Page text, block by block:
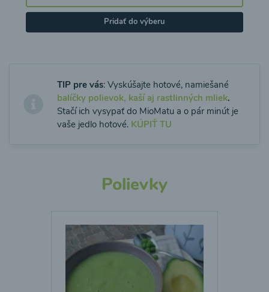
Pridať do výberu
TIP pre vás: Vyskúšajte hotové, namiešané
balíčky polievok, kaší aj rastlinných mliek.
Stačí ich vysypať do MioMatu a o pár minút je
vaše jedlo hotové. KÚPIŤ TU
Polievky